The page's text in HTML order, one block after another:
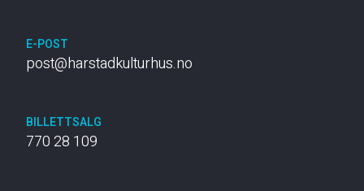
E-POST
post@harstadkulturhus.no
BILLETTSALG
770 28 109